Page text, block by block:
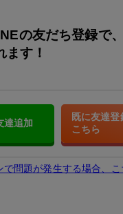
の友だち登録で
ます！
達追加
既に友達登
こちら
で問題が発生する場合、